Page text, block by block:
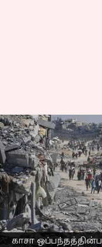
காசா
காசா
முதல்